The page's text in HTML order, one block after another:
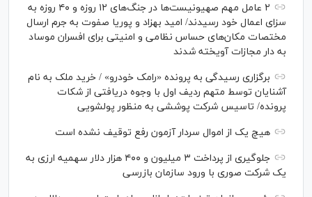
۲ عامل مهم صهیونیست‌ها در جنگ‌های ۱۲ روزه و ۴۰ روزه به
سزای اعمال خود رسیدند/ امید بهزاد و پوریا صفوت به جرم ارسال
مختصات مکان‌های حساس نظامی و امنیتی برای افسران موساد
به دار مجازات آویخته شدند
برگزاری رسیدگی به پرونده «رامک خودرو» / خرید ملک به نام
آشنایان توسط متهم ردیف اول با وجوه دریافتی از شکات
پرونده/ تاسیس شرکت پوششی به منظور پولشویی
هیچ یک از اموال سردار آزمون رفع توقیف نشده است
جلوگیری از پرداخت ۳ میلیون و ۴۰۰ هزار دلار سهمیه ارزی به
یک شرکت صوری با ورود سازمان بازرسی